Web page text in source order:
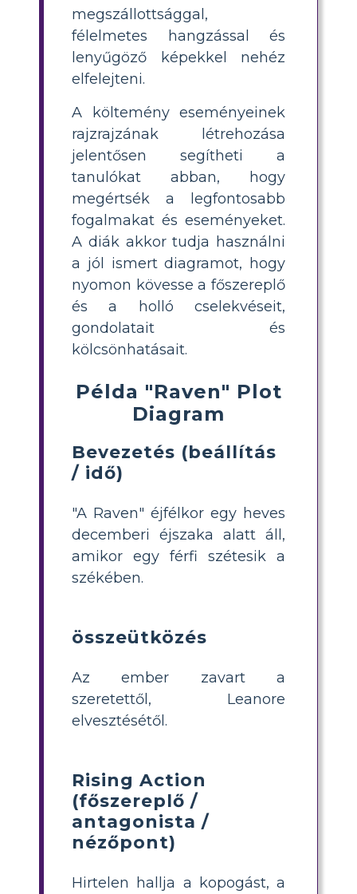
megszállottsággal,
félelmetes hangzással és
lenyűgöző képekkel nehéz
elfelejteni.
A költemény eseményeinek
rajzrajzának létrehozása
jelentősen segítheti a
tanulókat abban, hogy
megértsék a legfontosabb
fogalmakat és eseményeket.
A diák akkor tudja használni
a jól ismert diagramot, hogy
nyomon kövesse a főszereplő
és a holló cselekvéseit,
gondolatait és
kölcsönhatásait.
Példa "Raven" Plot
Diagram
Bevezetés (beállítás
/ idő)
"A Raven" éjfélkor egy heves
decemberi éjszaka alatt áll,
amikor egy férfi szétesik a
székében.
összeütközés
Az ember zavart a
szeretettől, Leanore
elvesztésétől.
Rising Action
(főszereplő /
antagonista /
nézőpont)
Hirtelen hallja a kopogást, a